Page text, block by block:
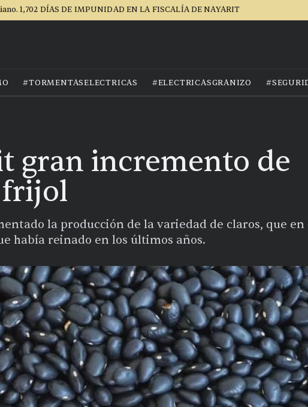
1,702 DÍAS DE IMPUNIDAD EN LA FISCALÍA DE NAYARIT
#TORMENTASELECTRICAS #ELECTRICASGRANIZO
gran incremento de
frijol
la producción de la variedad de claros, que en
había reinado en los últimos años.